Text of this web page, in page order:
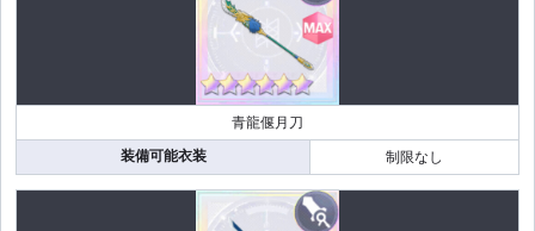
青龍偃月刀
装備可能衣装
制限なし